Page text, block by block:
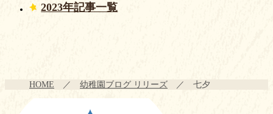
2023年記事一覧
HOME 幼稚園ブログ リリーズ 七夕